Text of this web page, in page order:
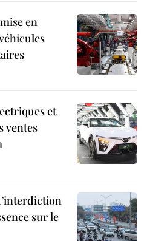
en
et
ventes
sur le